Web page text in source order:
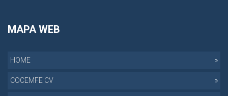
MAPA WEB
HOME
COCEMFE CV